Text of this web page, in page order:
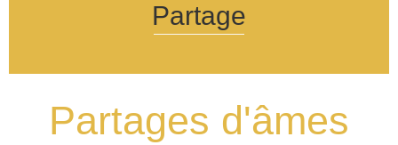
Partage
Partages d'âmes